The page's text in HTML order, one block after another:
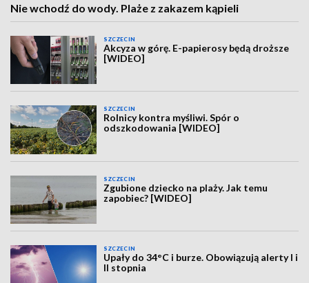
Nie wchodź do wody. Plaże z zakazem kąpieli
SZCZECIN
Akcyza w górę. E-papierosy będą droższe
[WIDEO]
SZCZECIN
Rolnicy kontra myśliwi. Spór o
odszkodowania [WIDEO]
SZCZECIN
Zgubione dziecko na plaży. Jak temu
zapobiec? [WIDEO]
SZCZECIN
Upały do 34°C i burze. Obowiązują alerty I i
II stopnia